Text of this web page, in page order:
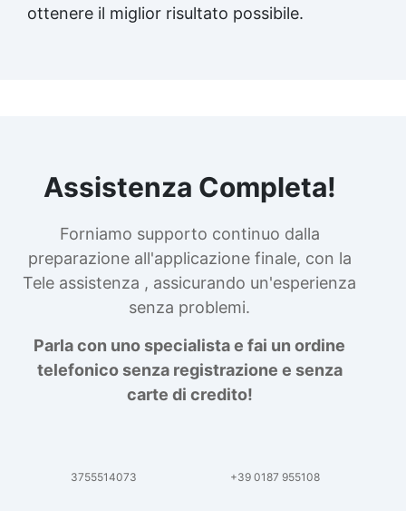
ottenere il miglior risultato possibile.
Assistenza Completa!
Forniamo supporto continuo dalla
preparazione all'applicazione finale, con la
Tele assistenza , assicurando un'esperienza
senza problemi.
Parla con uno specialista e fai un ordine
telefonico senza registrazione e senza
carte di credito!
3755514073 +39 0187 955108